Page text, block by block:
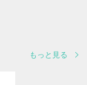
もっと見る